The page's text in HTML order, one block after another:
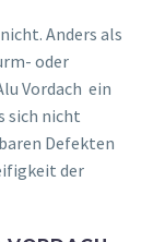
Anders als
oder
Vordach ein
sich nicht
Defekten
der